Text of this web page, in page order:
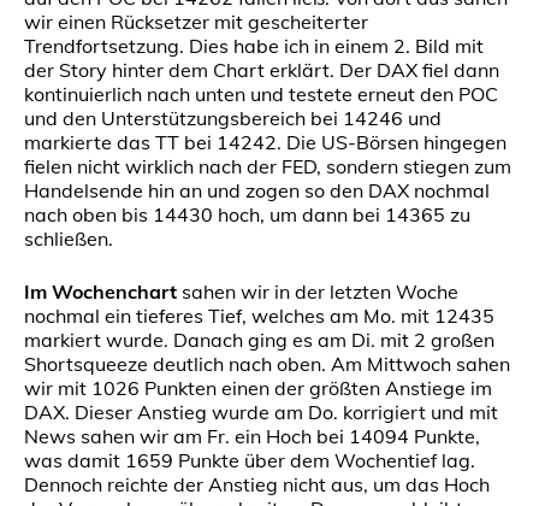
wir einen Rücksetzer mit gescheiterter
Trendfortsetzung. Dies habe ich in einem 2. Bild mit
der Story hinter dem Chart erklärt. Der DAX fiel dann
kontinuierlich nach unten und testete erneut den POC
und den Unterstützungsbereich bei 14246 und
markierte das TT bei 14242. Die US-Börsen hingegen
fielen nicht wirklich nach der FED, sondern stiegen zum
Handelsende hin an und zogen so den DAX nochmal
nach oben bis 14430 hoch, um dann bei 14365 zu
schließen.
Im Wochenchart sahen wir in der letzten Woche
nochmal ein tieferes Tief, welches am Mo. mit 12435
markiert wurde. Danach ging es am Di. mit 2 großen
Shortsqueeze deutlich nach oben. Am Mittwoch sahen
wir mit 1026 Punkten einen der größten Anstiege im
DAX. Dieser Anstieg wurde am Do. korrigiert und mit
News sahen wir am Fr. ein Hoch bei 14094 Punkte,
was damit 1659 Punkte über dem Wochentief lag.
Dennoch reichte der Anstieg nicht aus, um das Hoch